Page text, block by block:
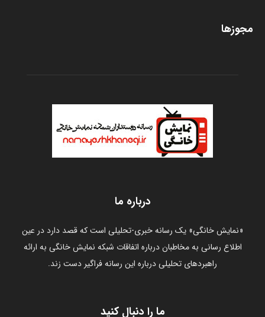
مجوزها
درباره ما
«نمایش خانگی» یک رسانه خبری-تحلیلی است که قصد دارد در عین
اطلاع رسانی به مخاطبان درباره اتفاقات شبکه نمایش خانگی به ارائه
راهبردهای تحلیلی درباره این رسانه فراگیر دست زند.
ما را دنبال کنید